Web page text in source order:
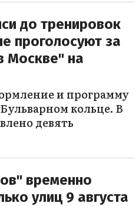
до тренировок
проголосуют за
Москве" на
и программу
кольце. В
девять
временно
улиц 9 августа